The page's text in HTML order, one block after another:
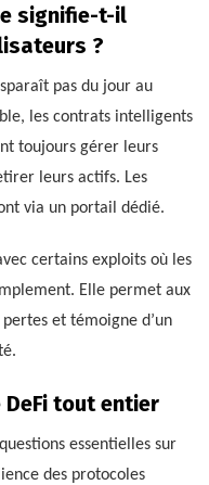
signifie-t-il
?
pas du jour au
les contrats intelligents
toujours gérer leurs
leurs actifs. Les
via un portail dédié.
certains exploits où les
Elle permet aux
et témoigne d’un
DeFi tout entier
essentielles sur
des protocoles